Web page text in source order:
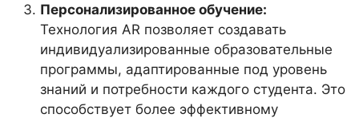
Персонализированное обучение:
Технология AR позволяет создавать
индивидуализированные образовательные
программы, адаптированные под уровень
знаний и потребности каждого студента. Это
способствует более эффективному